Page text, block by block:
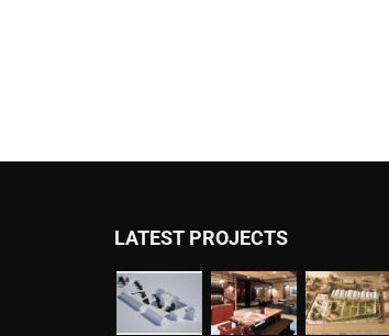
LATEST PROJECTS